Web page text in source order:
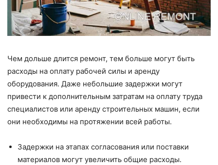
Чем дольше длится ремонт, тем больше могут быть
расходы на оплату рабочей силы и аренду
оборудования. Даже небольшие задержки могут
привести к дополнительным затратам на оплату труда
специалистов или аренду строительных машин, если
они необходимы на протяжении всей работы.
Задержки на этапах согласования или поставки
материалов могут увеличить общие расходы.